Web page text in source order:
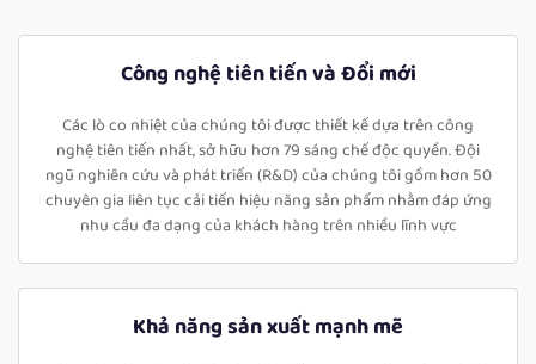
Công nghệ tiên tiến và Đổi mới
Các lò co nhiệt của chúng tôi được thiết kế dựa trên công
nghệ tiên tiến nhất, sở hữu hơn 79 sáng chế độc quyền. Đội
ngũ nghiên cứu và phát triển (R&D) của chúng tôi gồm hơn 50
chuyên gia liên tục cải tiến hiệu năng sản phẩm nhằm đáp ứng
nhu cầu đa dạng của khách hàng trên nhiều lĩnh vực
Khả năng sản xuất mạnh mẽ